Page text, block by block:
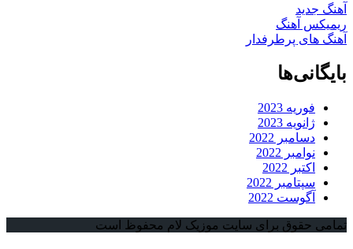
آهنگ جدید
ریمیکس آهنگ
آهنگ های پرطرفدار
بایگانی‌ها
فوریه 2023
ژانویه 2023
دسامبر 2022
نوامبر 2022
اکتبر 2022
سپتامبر 2022
آگوست 2022
تمامی حقوق برای سایت موزیک لام محفوظ است